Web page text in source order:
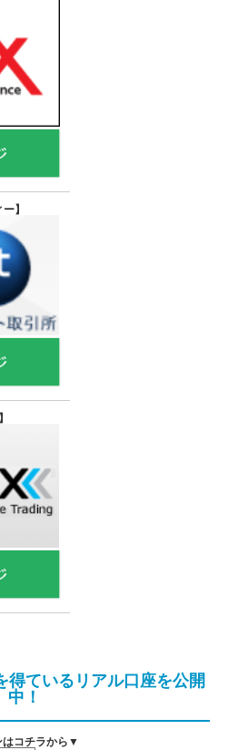
ー】
得ているリアル口座を公開
中！
はコチラから▼